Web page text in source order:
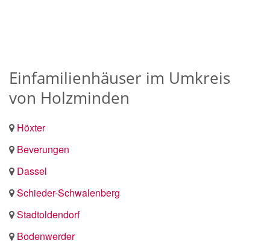
Einfamilienhäuser im Umkreis
von Holzminden
Höxter
Beverungen
Dassel
Schieder-Schwalenberg
Stadtoldendorf
Bodenwerder